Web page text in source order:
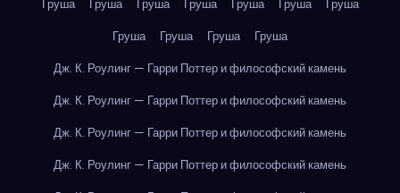
Груша
Груша Груша Груша Груша Груша
Груша
Груша
Груша Груша
Груша
Дж. К. Роулинг — Гарри Поттер и философский камень
Дж. К. Роулинг — Гарри Поттер и философский камень
Дж. К. Роулинг — Гарри Поттер и философский камень
Дж. К. Роулинг — Гарри Поттер и философский камень